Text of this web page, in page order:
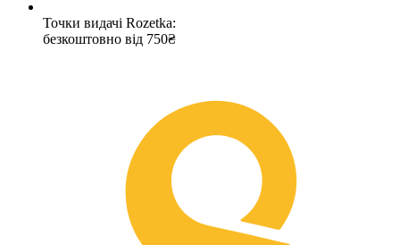
Точки видачі Rozetka:
безкоштовно від 750₴